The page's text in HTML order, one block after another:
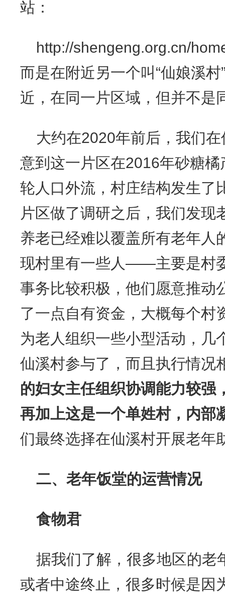
站：
http://shengeng.org.cn/
而是在附近另一个叫“仙娘溪
近，在同一片区域，但并不是
大约在2020年前后，我们
意到这一片区在2016年砂糖
轮人口外流，村庄结构发生了
片区做了调研之后，我们发现
养老已经难以覆盖所有老年人
现村里有一些人——主要是村
事务比较积极，他们愿意推动
了一点自有资金，大概每个村
为老人组织一些小型活动，几
仙溪村参与了，而且执行情况
的妇女主任组织协调能力较强
再加上这是一个单姓村，内部
们最终选择在仙溪村开展老年
二、 老年饭堂的运营情况
食物君
据我们了解，很多地区的老
或者中途终止，很多时候是因